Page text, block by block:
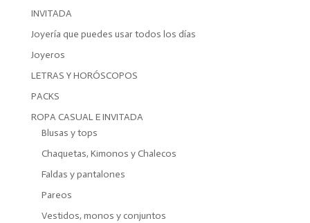
INVITADA
Joyería que puedes usar todos los días
Joyeros
LETRAS Y HORÓSCOPOS
PACKS
ROPA CASUAL E INVITADA
Blusas y tops
Chaquetas, Kimonos y Chalecos
Faldas y pantalones
Pareos
Vestidos, monos y conjuntos